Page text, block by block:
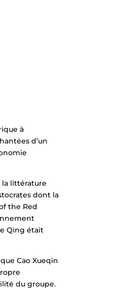
à
d’un
la littérature
dont la
the Red
Qing était
Cao Xueqin
du groupe.